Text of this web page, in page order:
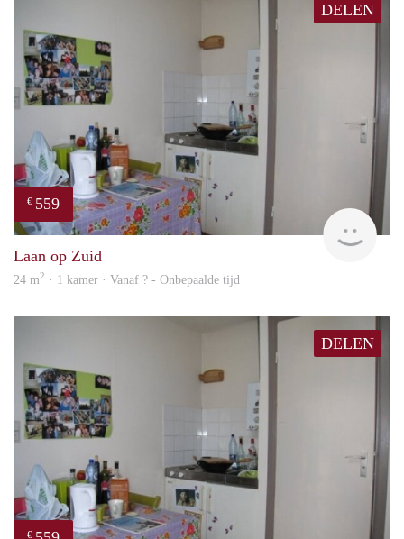
DELEN
€ 559
Laan op Zuid
24 m2 · 1 kamer · Vanaf ? - Onbepaalde tijd
DELEN
€